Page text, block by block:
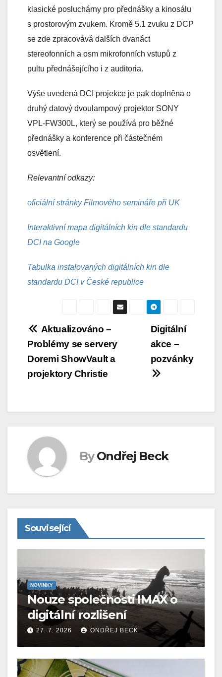
klasické posluchárny pro přednášky a kinosálu
s prostorovým zvukem. Kromě 5.1 zvuku z DCP
se zde zpracovává dalších dvanáct
stereofonních a osm mikrofonních vstupů z
pultu přednášejícího i z auditoria.
Výše uvedená DCI projekce je pak doplněna o
druhý datový dvoulampový projektor SONY
VPL-FW300L, který se používá pro běžné
přednášky a konference při částečném
osvětlení.
Relevantní odkazy:
oficiální stránky Filmového semináře při UK
Interaktivní mapa digitálních kin dle standardu
DCI na Google
Tabulka instalovaných digitálních kin dle
standardu DCI v České republice
Navigace
pro
příspěvek
Digitální
akce –
pozvánky
Aktualizováno –
Problémy se servery
Doremi ShowVault a
projektory Christie
By Ondřej Beck
Související
NOVINKY
Nouze společnosti IMAX o
digitální rozlišení
27. 7. 2026 ONDŘEJ BECK